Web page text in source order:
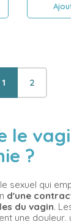
1 2
le
?
sexuel qui
d'une
du vagin.
une douleur,